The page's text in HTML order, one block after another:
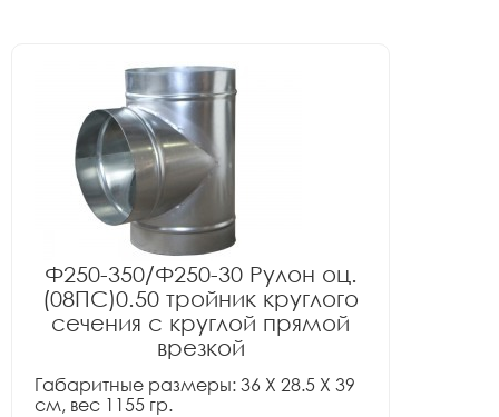
Ф250-350/Ф250-30 Рулон оц.
(08ПС)0.50 тройник круглого
сечения с круглой прямой
врезкой
Габаритные размеры: 36 X 28.5 X 39
см, вес 1155 гр.